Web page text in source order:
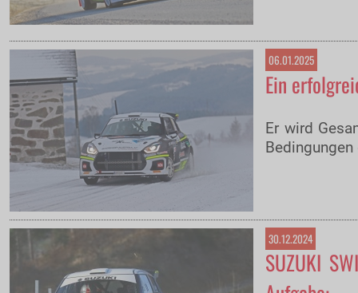
06.01.2025
Ein
Er wird
30.12.2024
SUZUKI